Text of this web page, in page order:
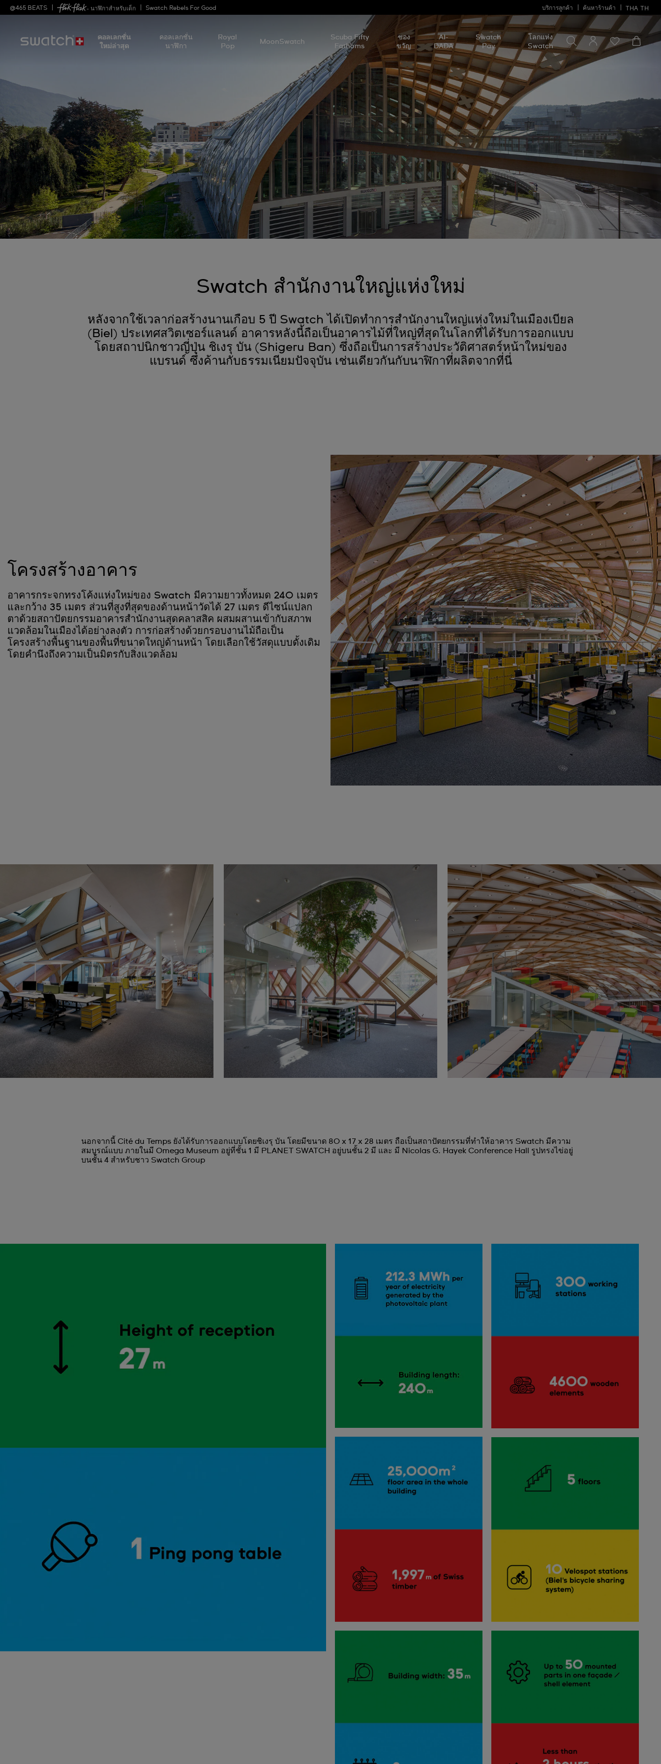
@465 BEATS - นาฬิกาสำหรับเด็ก Swatch Rebels For Good บริการลูกค้า ค้นหาร้านค้า THA TH
คอลเลกชั่น
ใหม่ล่าสุด
คอลเลกชั่น
นาฬิกา
Royal
Pop
MoonSwatch
Scuba Fifty
Fathoms
ของ
ขวัญ
AI-
DADA
Swatch
Pay
โลกแห่ง
Swatch
ค้นหา
บาง
สิ่ง
ค้นหาบางสิ่ง
Swatch สำนักงานใหญ่แห่งใหม่
หลังจากใช้เวลาก่อสร้างนานเกือบ 5 ปี Swatch ได้เปิดทำการสำนักงานใหญ่แห่งใหม่ในเมืองเบียล
(Biel) ประเทศสวิตเซอร์แลนด์ อาคารหลังนี้ถือเป็นอาคารไม้ที่ใหญ่ที่สุดในโลกที่ได้รับการออกแบบ
โดยสถาปนิกชาวญี่ปุ่น ชิเงรุ บัน (Shigeru Ban) ซึ่งถือเป็นการสร้างประวัติศาสตร์หน้าใหม่ของ
แบรนด์ ซึ่งค้านกับธรรมเนียมปัจจุบัน เช่นเดียวกันกับนาฬิกาที่ผลิตจากที่นี่
โครงสร้างอาคาร
อาคารกระจกทรงโค้งแห่งใหม่ของ Swatch มีความยาวทั้งหมด 240 เมตร
และกว้าง 35 เมตร ส่วนที่สูงที่สุดของด้านหน้าวัดได้ 27 เมตร ดีไซน์แปลก
ตาด้วยสถาปัตยกรรมอาคารสำนักงานสุดคลาสสิค ผสมผสานเข้ากับสภาพ
แวดล้อมในเมืองได้อย่างลงตัว การก่อสร้างด้วยกรอบงานไม้ถือเป็น
โครงสร้างพื้นฐานของพื้นที่ขนาดใหญ่ด้านหน้า โดยเลือกใช้วัสดุแบบดั้งเดิม
โดยคำนึงถึงความเป็นมิตรกับสิ่งแวดล้อม
นอกจากนี้ Cité du Temps ยังได้รับการออกแบบโดยชิเงรุ บัน โดยมีขนาด 80 x 17 x 28 เมตร ถือเป็นสถาปัตยกรรมที่ทำให้อาคาร Swatch มีความ
สมบูรณ์แบบ ภายในมี Omega Museum อยู่ที่ชั้น 1 มี PLANET SWATCH อยู่บนชั้น 2 มี และ มี Nicolas G. Hayek Conference Hall รูปทรงไข่อยู่
บนชั้น 4 สำหรับชาว Swatch Group